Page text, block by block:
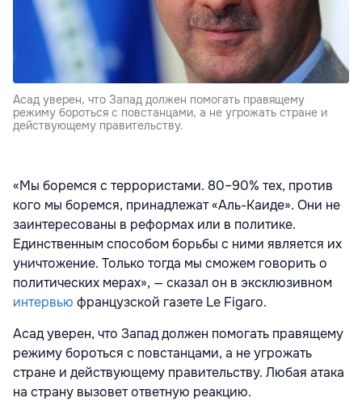
Асад уверен, что Запад должен помогать правящему
режиму бороться с повстанцами, а не угрожать стране и
действующему правительству.
«Мы боремся с террористами. 80–90% тех, против
кого мы боремся, принадлежат «Аль-Каиде». Они не
заинтересованы в реформах или в политике.
Единственным способом борьбы с ними является их
уничтожение. Только тогда мы сможем говорить о
политических мерах», — сказал он в эксклюзивном
интервью французской газете Le Figaro.
Асад уверен, что Запад должен помогать правящему
режиму бороться с повстанцами, а не угрожать
стране и действующему правительству. Любая атака
на страну вызовет ответную реакцию.